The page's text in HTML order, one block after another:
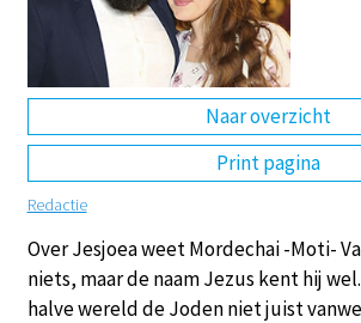
Naar overzicht
Print pagina
Redactie
Over Jesjoea weet Mordechai -Moti-
niets, maar de naam Jezus kent hij
halve wereld de Joden niet juist
DE EN